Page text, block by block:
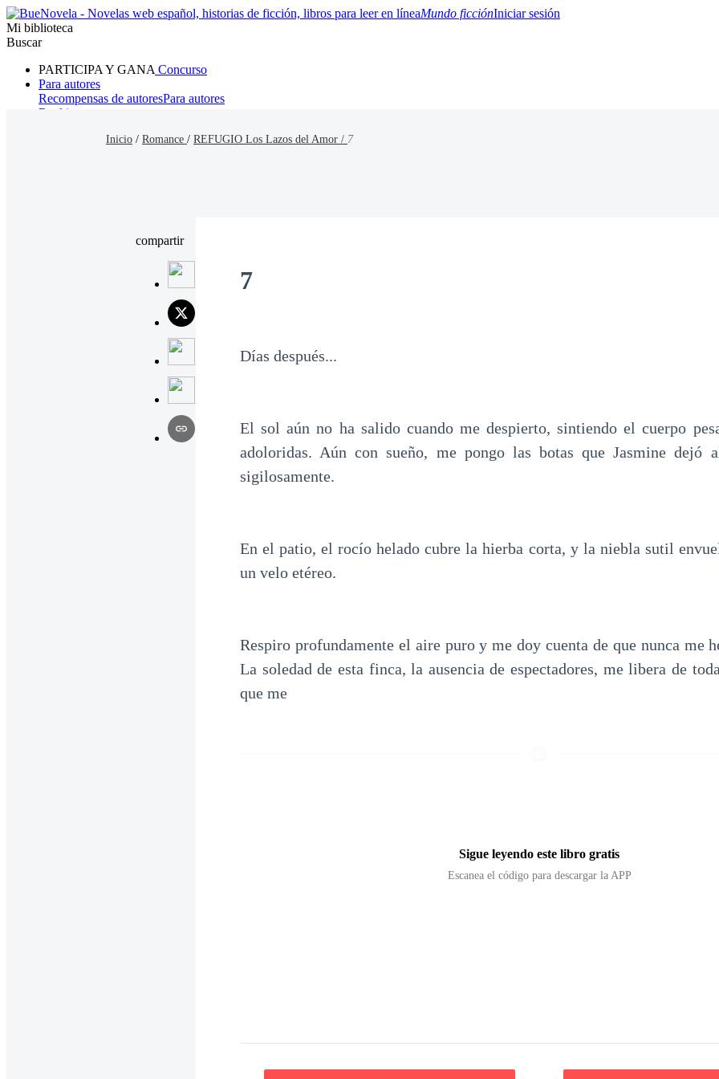
Mundo ficciónIniciar sesión
Mi biblioteca
Buscar
PARTICIPA Y GANA Concurso
Para autores
Recompensas de autoresPara autores
Ranking
Inicio / Romance / REFUGIO Los Lazos del Amor / 7
compartir
7
Días después...
El sol aún no ha salido cuando me despierto, sintiendo el cuerpo
adoloridas. Aún con sueño, me pongo las botas que Jasmine dejó
sigilosamente.
En el patio, el rocío helado cubre la hierba corta, y la niebla sutil
un velo etéreo.
Respiro profundamente el aire puro y me doy cuenta de que nunca me
La soledad de esta finca, la ausencia de espectadores, me libera de
que me
Sigue leyendo este libro gratis
Escanea el código para descargar la APP